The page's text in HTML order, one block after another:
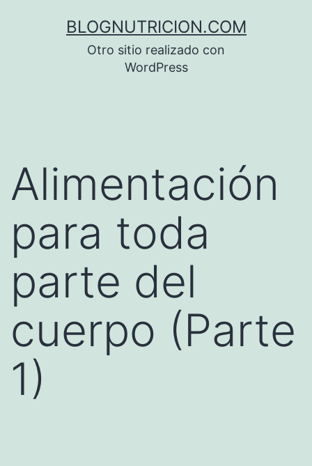
BLOGNUTRICION.COM
Otro sitio realizado con
WordPress
Alimentación
para toda
parte del
cuerpo (Parte
1)